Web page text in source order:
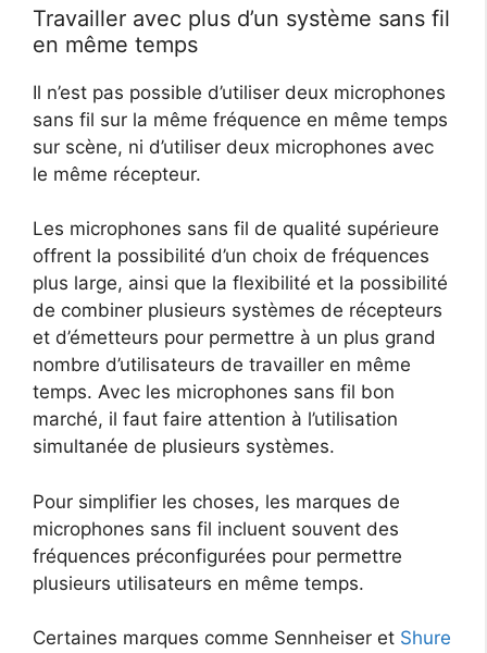
Travailler avec plus d’un système sans fil
en même temps
Il n’est pas possible d’utiliser deux microphones
sans fil sur la même fréquence en même temps
sur scène, ni d’utiliser deux microphones avec
le même récepteur.
Les microphones sans fil de qualité supérieure
offrent la possibilité d’un choix de fréquences
plus large, ainsi que la flexibilité et la possibilité
de combiner plusieurs systèmes de récepteurs
et d’émetteurs pour permettre à un plus grand
nombre d’utilisateurs de travailler en même
temps. Avec les microphones sans fil bon
marché, il faut faire attention à l’utilisation
simultanée de plusieurs systèmes.
Pour simplifier les choses, les marques de
microphones sans fil incluent souvent des
fréquences préconfigurées pour permettre
plusieurs utilisateurs en même temps.
Certaines marques comme Sennheiser et Shure